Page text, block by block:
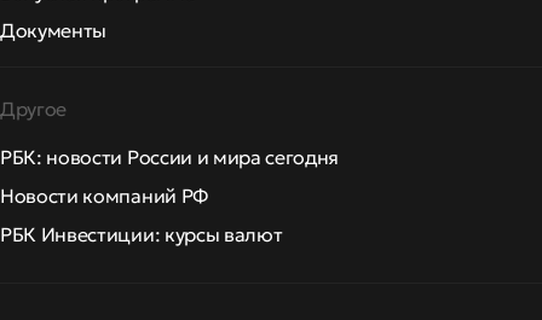
Документы
Другое
РБК: новости России и мира сегодня
Новости компаний РФ
РБК Инвестиции: курсы валют